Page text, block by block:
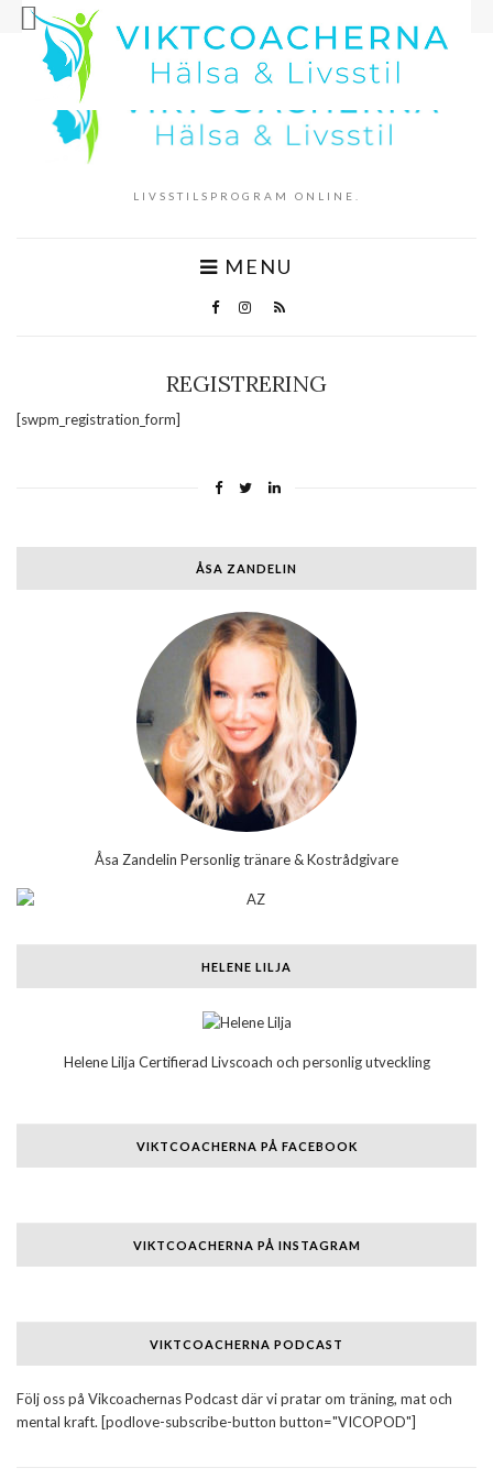
LIVSSTILSPROGRAM ONLINE.
MENU
REGISTRERING
[swpm_registration_form]
ÅSA ZANDELIN
Åsa Zandelin Personlig tränare & Kostrådgivare
HELENE LILJA
Helene Lilja Certifierad Livscoach och personlig utveckling
VIKTCOACHERNA PÅ FACEBOOK
VIKTCOACHERNA PÅ INSTAGRAM
VIKTCOACHERNA PODCAST
Följ oss på Vikcoachernas Podcast där vi pratar om träning, mat och
mental kraft. [podlove-subscribe-button button="VICOPOD"]